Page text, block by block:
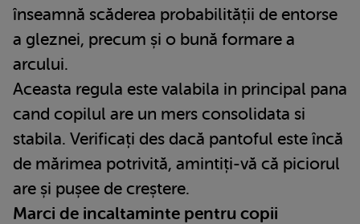
înseamnă scăderea probabilității de entorse
a gleznei, precum și o bună formare a
arcului.
Aceasta regula este valabila in principal pana
cand copilul are un mers consolidata si
stabila. Verificați des dacă pantoful este încă
de mărimea potrivită, amintiți-vă că piciorul
are și pușee de creștere.
Marci de incaltaminte pentru copii